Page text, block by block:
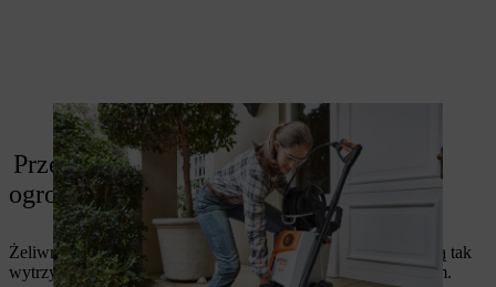
Rozpocznij czyszczenie za pomocą RE 130 plus.
Przechowywanie metalowych mebli
ogrodowych po czyszczeniu
Żeliwne meble ogrodowe nie wymagają przechowywania – są tak
wytrzymałe, że poradzą sobie nawet z zimą pod gołym niebem.